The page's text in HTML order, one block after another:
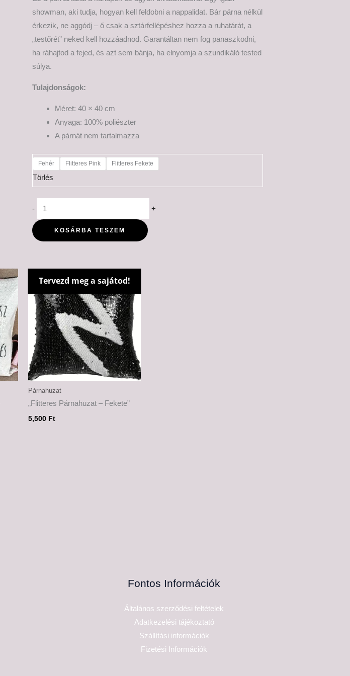
showman, aki tudja, hogyan kell feldobni a nappalidat. Bár párna nélkül
érkezik, ne aggódj – ő csak a sztárfellépéshez hozza a ruhatárát, a
„testőrét” neked kell hozzáadnod. Garantáltan nem fog panaszkodni,
ha ráhajtod a fejed, és azt sem bánja, ha elnyomja a szundikáló tested
súlya.
Tulajdonságok:
Méret: 40 × 40 cm
Anyaga: 100% poliészter
A párnát nem tartalmazza
Fehér Flitteres Pink Flitteres Fekete
Törlés
- +
KOSÁRBA TESZEM
Tervezd meg a sajátod!
Párnahuzat
„Flitteres Párnahuzat – Fekete”
5,500 Ft
Fontos Információk
Általános szerződési feltételek
Adatkezelési tájékoztató
Szállítási információk
Fizetési Információk